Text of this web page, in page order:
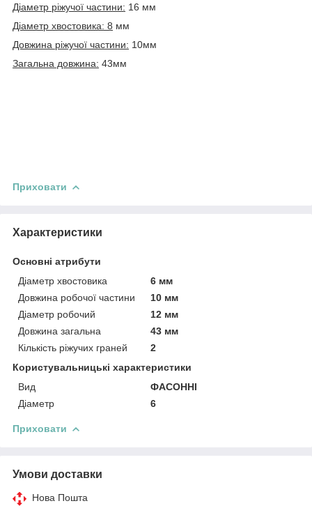
Діаметр ріжучої частини: 16 мм
Діаметр хвостовика: 8 мм
Довжина ріжучої частини: 10мм
Загальна довжина: 43мм
Приховати
Характеристики
Основні атрибути
Діаметр хвостовика
6 мм
Довжина робочої частини
10 мм
Діаметр робочий
12 мм
Довжина загальна
43 мм
Кількість ріжучих граней
2
Користувальницькі характеристики
Вид
ФАСОННІ
Діаметр
6
Приховати
Умови доставки
Нова Пошта